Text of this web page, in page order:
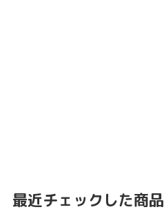
最近チェックした商品